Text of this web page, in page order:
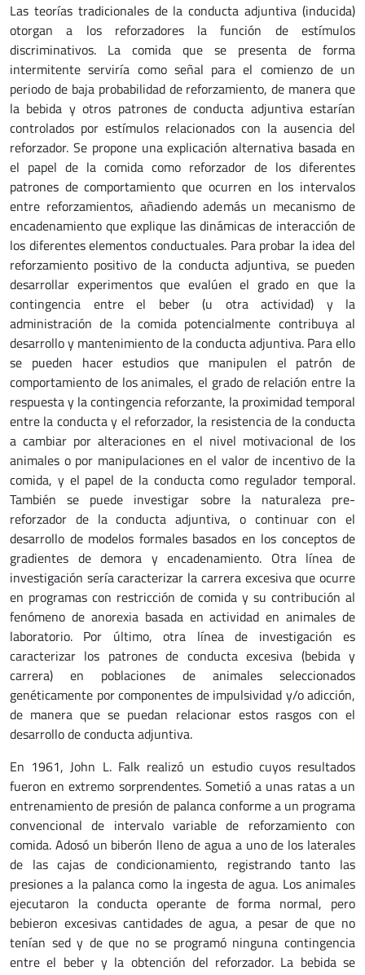
Las teorías tradicionales de la conducta adjuntiva (inducida)
otorgan a los reforzadores la función de estímulos
discriminativos. La comida que se presenta de forma
intermitente serviría como señal para el comienzo de un
periodo de baja probabilidad de reforzamiento, de manera que
la bebida y otros patrones de conducta adjuntiva estarían
controlados por estímulos relacionados con la ausencia del
reforzador. Se propone una explicación alternativa basada en
el papel de la comida como reforzador de los diferentes
patrones de comportamiento que ocurren en los intervalos
entre reforzamientos, añadiendo además un mecanismo de
encadenamiento que explique las dinámicas de interacción de
los diferentes elementos conductuales. Para probar la idea del
reforzamiento positivo de la conducta adjuntiva, se pueden
desarrollar experimentos que evalúen el grado en que la
contingencia entre el beber (u otra actividad) y la
administración de la comida potencialmente contribuya al
desarrollo y mantenimiento de la conducta adjuntiva. Para ello
se pueden hacer estudios que manipulen el patrón de
comportamiento de los animales, el grado de relación entre la
respuesta y la contingencia reforzante, la proximidad temporal
entre la conducta y el reforzador, la resistencia de la conducta
a cambiar por alteraciones en el nivel motivacional de los
animales o por manipulaciones en el valor de incentivo de la
comida, y el papel de la conducta como regulador temporal.
También se puede investigar sobre la naturaleza pre-
reforzador de la conducta adjuntiva, o continuar con el
desarrollo de modelos formales basados en los conceptos de
gradientes de demora y encadenamiento. Otra línea de
investigación sería caracterizar la carrera excesiva que ocurre
en programas con restricción de comida y su contribución al
fenómeno de anorexia basada en actividad en animales de
laboratorio. Por último, otra línea de investigación es
caracterizar los patrones de conducta excesiva (bebida y
carrera) en poblaciones de animales seleccionados
genéticamente por componentes de impulsividad y/o adicción,
de manera que se puedan relacionar estos rasgos con el
desarrollo de conducta adjuntiva.
En 1961, John L. Falk realizó un estudio cuyos resultados
fueron en extremo sorprendentes. Sometió a unas ratas a un
entrenamiento de presión de palanca conforme a un programa
convencional de intervalo variable de reforzamiento con
comida. Adosó un biberón lleno de agua a uno de los laterales
de las cajas de condicionamiento, registrando tanto las
presiones a la palanca como la ingesta de agua. Los animales
ejecutaron la conducta operante de forma normal, pero
bebieron excesivas cantidades de agua, a pesar de que no
tenían sed y de que no se programó ninguna contingencia
entre el beber y la obtención del reforzador. La bebida se